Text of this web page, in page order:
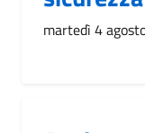
martedì 4